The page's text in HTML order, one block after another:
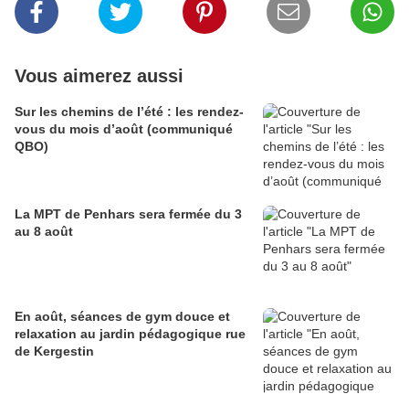
Vous aimerez aussi
Sur les chemins de l’été : les rendez-
vous du mois d’août (communiqué
QBO)
La MPT de Penhars sera fermée du 3
au 8 août
En août, séances de gym douce et
relaxation au jardin pédagogique rue
de Kergestin